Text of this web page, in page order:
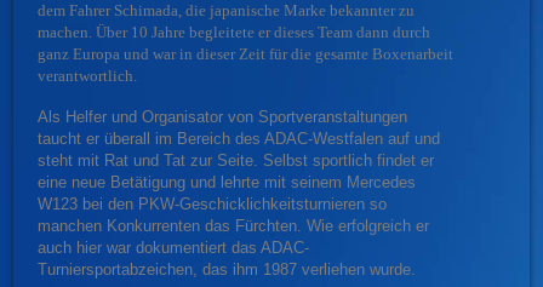
dem Fahrer Schimada, die japanische Marke bekannter zu
machen. Über 10 Jahre begleitete er dieses Team dann durch
ganz Europa und war in dieser Zeit für die gesamte Boxenarbeit
verantwortlich.
Als Helfer und Organisator von Sportveranstaltungen
taucht er überall im Bereich des ADAC-Westfalen auf und
steht mit Rat und Tat zur Seite. Selbst sportlich findet er
eine neue Betätigung und lehrte mit seinem Mercedes
W123 bei den PKW-Geschicklichkeitsturnieren so
manchen Konkurrenten das Fürchten. Wie erfolgreich er
auch hier war dokumentiert das ADAC-
Turniersportabzeichen, das ihm 1987 verliehen wurde.